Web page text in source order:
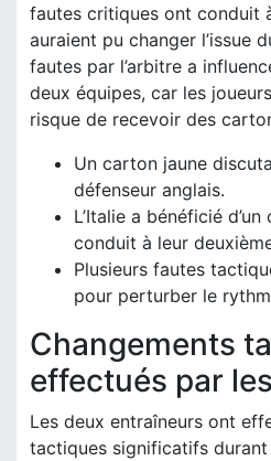
fautes critiques ont conduit
auraient pu changer l’issue
fautes par l’arbitre a
deux équipes, car les
risque de recevoir des
Un carton jaune
défenseur anglais.
L’Italie a bénéficié
conduit à leur
Plusieurs fautes
pour perturber le
Changements
effectués par
Les deux entraîneurs ont
tactiques significatifs